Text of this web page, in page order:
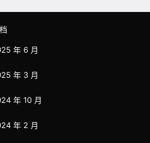
年 6 月
年 3 月
年 10 月
年 2 月